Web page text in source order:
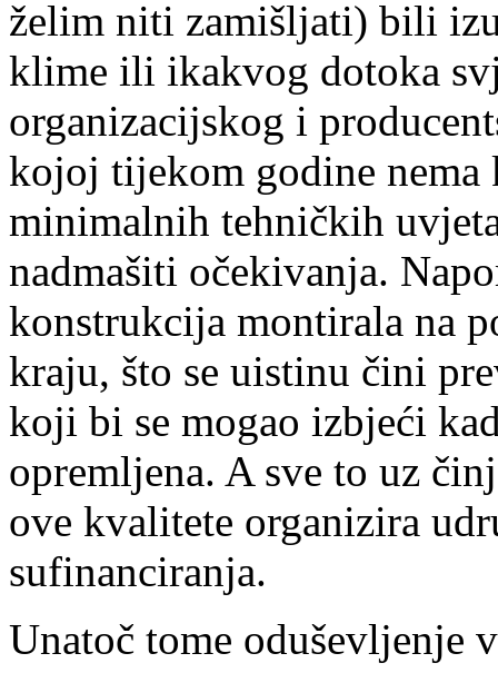
želim niti zamišljati) bili
klime ili ikakvog dotoka
organizacijskog i
kojoj tijekom godine
minimalnih tehničkih
nadmašiti očekivanja.
konstrukcija montirala na
kraju, što se uistinu čini
koji bi se mogao izbjeći
opremljena. A sve to uz
ove kvalitete organizira
sufinanciranja.
Unatoč tome oduševljenje